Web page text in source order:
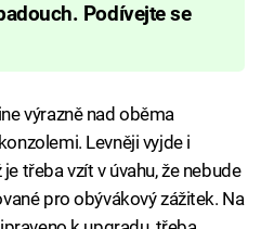
Podívejte se
výrazně nad oběma
Levněji vyjde i
třeba vzít v úvahu, že nebude
pro obývákový zážitek. Na